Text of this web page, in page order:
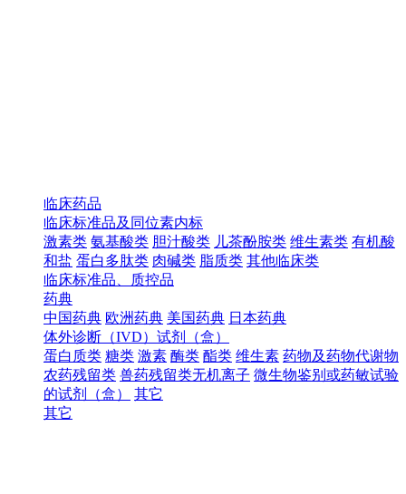
临床药品
临床标准品及同位素内标
激素类 氨基酸类 胆汁酸类 儿茶酚胺类 维生素类 有机酸
和盐 蛋白多肽类 肉碱类 脂质类 其他临床类
临床标准品、质控品
药典
中国药典 欧洲药典 美国药典 日本药典
体外诊断（IVD）试剂（盒）
蛋白质类 糖类 激素 酶类 酯类 维生素 药物及药物代谢物
农药残留类 兽药残留类无机离子 微生物鉴别或药敏试验
的试剂（盒）
其它
其它